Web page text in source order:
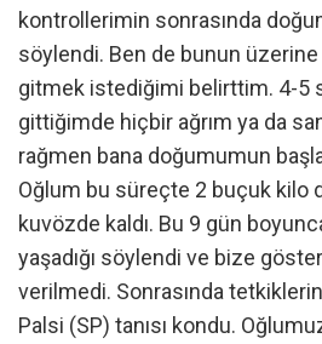
kontrollerimin sonrasında
söylendi. Ben de bunun
gitmek istediğimi belirttim. 4-5
gittiğimde hiçbir ağrım ya da
rağmen bana doğumumun
Oğlum bu süreçte 2 buçuk kilo
kuvözde kaldı. Bu 9 gün
yaşadığı söylendi ve bize
verilmedi. Sonrasında
Palsi (SP) tanısı kondu.